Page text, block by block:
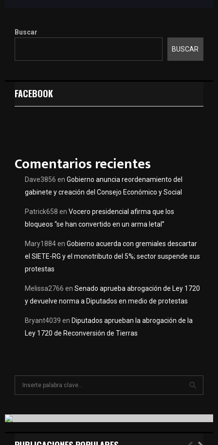
Buscar
BUSCAR
FACEBOOK
Comentarios recientes
Dave3856 en Gobierno anuncia reordenamiento del
gabinete y creación del Consejo Económico y Social
Patrick658 en Vocero presidencial afirma que los
bloqueos “se han convertido en un arma letal”
Mary1884en Gobierno acuerda con gremiales descartar
el SIETE-RG y el monotributo del 5%; sector suspende sus
protestas
Melissa2766 en Senado aprueba abrogación de Ley 1720
y devuelve norma a Diputados en medio de protestas
Bryant4039 en Diputados aprueban la abrogación de la
Ley 1720 de Reconversión de Tierras
c
f
E